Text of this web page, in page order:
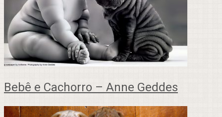
Bebê e Cachorro – Anne Geddes